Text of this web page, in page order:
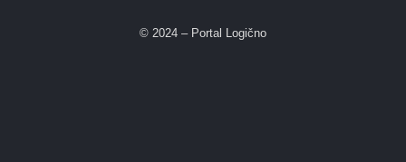
© 2024 – Portal Logično